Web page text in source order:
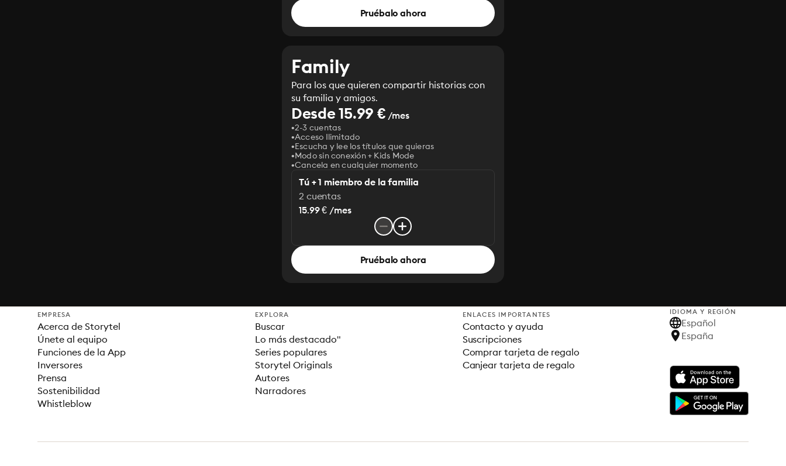
Pruébalo ahora
Family
Para los que quieren compartir historias con
su familia y amigos.
Desde 15.99 €/mes
2-3 cuentas
Acceso Ilimitado
Escucha y lee los títulos que quieras
Modo sin conexión + Kids Mode
Cancela en cualquier momento
Tú + 1 miembro de la familia
2 cuentas
15.99 € /mes
Pruébalo ahora
EMPRESA
Acerca de Storytel
Únete al equipo
Funciones de la App
Inversores
Prensa
Sostenibilidad
Whistleblow
EXPLORA
Buscar
Lo más destacado"
Series populares
Storytel Originals
Autores
Narradores
ENLACES IMPORTANTES
Contacto y ayuda
Suscripciones
Comprar tarjeta de regalo
Canjear tarjeta de regalo
IDIOMA Y REGIÓN
Español
España